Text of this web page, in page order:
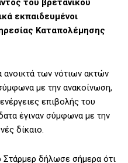
του βρετανικού
εκπαιδευμένοι
Καταπολέμησης
ανοικτά των νότιων ακτών
με την ανακοίνωση,
επιβολής του
έγιναν σύμφωνα με την
δίκαιο.
δήλωσε σήμερα ότι